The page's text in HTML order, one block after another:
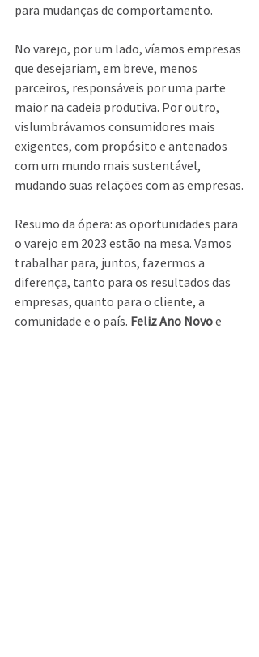
para mudanças de comportamento.
No varejo, por um lado, víamos empresas
que desejariam, em breve, menos
parceiros, responsáveis por uma parte
maior na cadeia produtiva. Por outro,
vislumbrávamos consumidores mais
exigentes, com propósito e antenados
com um mundo mais sustentável,
mudando suas relações com as empresas.
Resumo da ópera: as oportunidades para
o varejo em 2023 estão na mesa. Vamos
trabalhar para, juntos, fazermos a
diferença, tanto para os resultados das
empresas, quanto para o cliente, a
comunidade e o país. Feliz Ano Novo e